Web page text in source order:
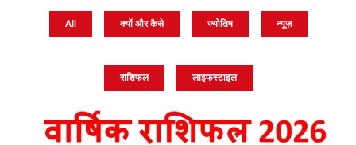
All क्यों और कैसे ज्योतिष न्यूज़
राशिफल लाइफस्टाइल